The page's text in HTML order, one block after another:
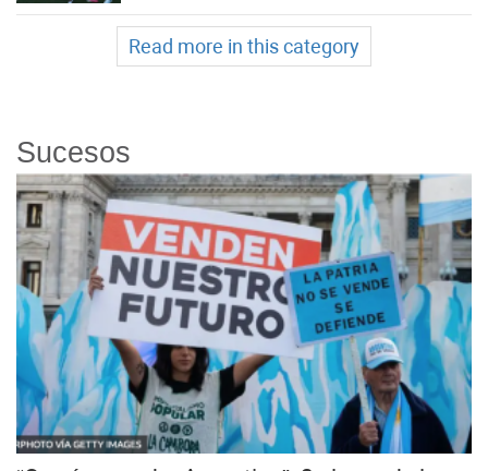
Read more in this category
Sucesos